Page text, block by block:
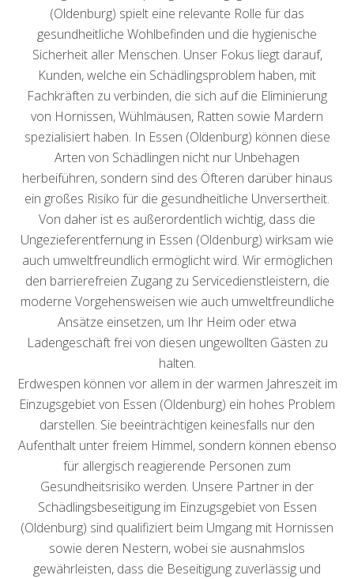
(Oldenburg) spielt eine relevante Rolle für das
gesundheitliche Wohlbefinden und die hygienische
Sicherheit aller Menschen. Unser Fokus liegt darauf,
Kunden, welche ein Schädlingsproblem haben, mit
Fachkräften zu verbinden, die sich auf die Eliminierung
von Hornissen, Wühlmäusen, Ratten sowie Mardern
spezialisiert haben. In Essen (Oldenburg) können diese
Arten von Schädlingen nicht nur Unbehagen
herbeiführen, sondern sind des Öfteren darüber hinaus
ein großes Risiko für die gesundheitliche Unversertheit.
Von daher ist es außerordentlich wichtig, dass die
Ungezieferentfernung in Essen (Oldenburg) wirksam wie
auch umweltfreundlich ermöglicht wird. Wir ermöglichen
den barrierefreien Zugang zu Servicedienstleistern, die
moderne Vorgehensweisen wie auch umweltfreundliche
Ansätze einsetzen, um Ihr Heim oder etwa
Ladengeschäft frei von diesen ungewollten Gästen zu
halten.
Erdwespen können vor allem in der warmen Jahreszeit im
Einzugsgebiet von Essen (Oldenburg) ein hohes Problem
darstellen. Sie beeinträchtigen keinesfalls nur den
Aufenthalt unter freiem Himmel, sondern können ebenso
für allergisch reagierende Personen zum
Gesundheitsrisiko werden. Unsere Partner in der
Schädlingsbeseitigung im Einzugsgebiet von Essen
(Oldenburg) sind qualifiziert beim Umgang mit Hornissen
sowie deren Nestern, wobei sie ausnahmslos
gewährleisten, dass die Beseitigung zuverlässig und